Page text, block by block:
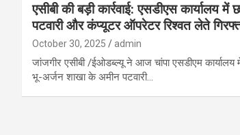
एसीबी की बड़ी कार्रवाई: एसडीएस कार्यालय में
पटवारी और कंप्यूटर ऑपरेटर रिश्वत लेते
October 30, 2025 admin
जांजगीर एसीबी /ईओडब्ल्यू ने आज चांपा एसडीएम कार्यालय
भू-अर्जन शाखा के अमीन पटवारी…